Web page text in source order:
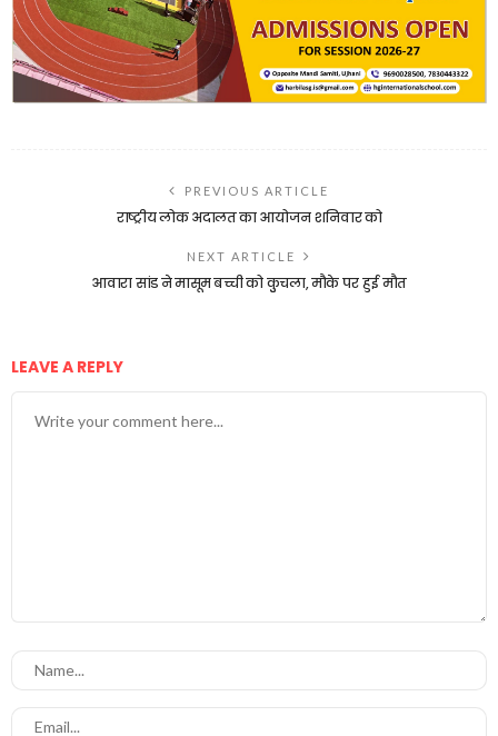
PREVIOUS ARTICLE
राष्ट्रीय लोक अदालत का आयोजन शनिवार को
NEXT ARTICLE
आवारा सांड ने मासूम बच्ची को कुुचला, मौके पर हुई मौत
LEAVE A REPLY